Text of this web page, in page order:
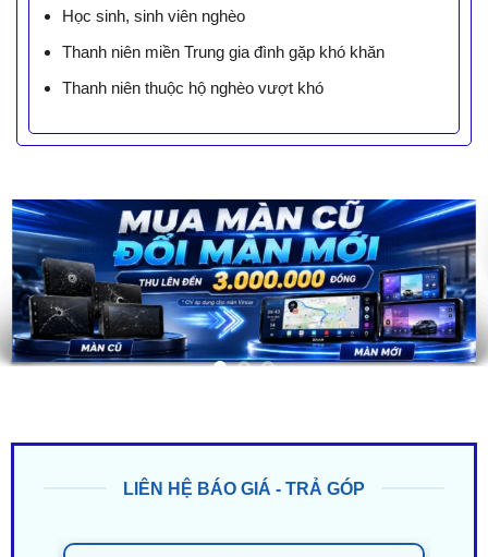
Học sinh, sinh viên nghèo
Thanh niên miền Trung gia đình gặp khó khăn
Thanh niên thuộc hộ nghèo vượt khó